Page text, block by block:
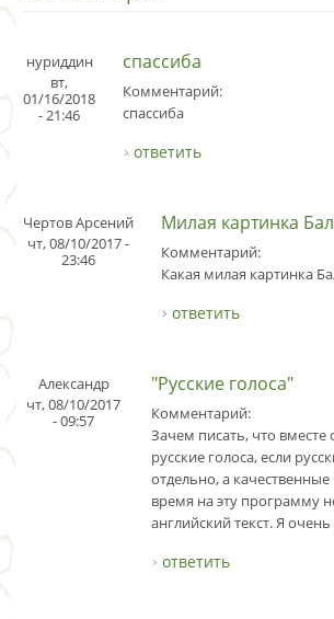
нуриддин
вт,
01/16/2018
- 21:46
спассиба
Комментарий:
спассиба
ответить
Чертов Арсений
чт, 08/10/2017 -
23:46
Милая картинка
Комментарий:
Какая милая картинка
ответить
Александр
чт, 08/10/2017
- 09:57
"Русские голоса"
Комментарий:
Зачем писать, что
русские голоса, если
отдельно, а
время на эту программу
английский текст. Я
ответить